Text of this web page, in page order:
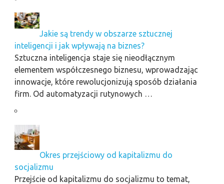
Jakie są trendy w obszarze sztucznej
inteligencji i jak wpływają na biznes?
Sztuczna inteligencja staje się nieodłącznym
elementem współczesnego biznesu, wprowadzając
innowacje, które rewolucjonizują sposób działania
firm. Od automatyzacji rutynowych …
Okres przejściowy od kapitalizmu do
socjalizmu
Przejście od kapitalizmu do socjalizmu to temat,